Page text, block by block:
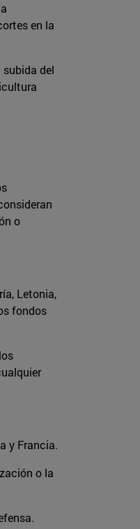
en la
subida del
o
Letonia,
fondos
y Francia.
o la